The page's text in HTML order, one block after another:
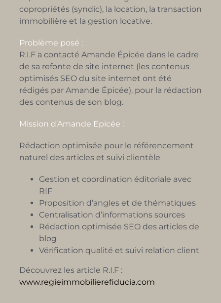
copropriétés (syndic), la location, la transaction
immobilière et la gestion locative.
Problème posé :
R.I.F a contacté Amande Épicée dans le cadre
de sa refonte de site internet (les contenus
optimisés SEO du site internet ont été
rédigés par Amande Épicée), pour la rédaction
des contenus de son blog.
Mission d’Amande Epicée :
Rédaction optimisée pour le référencement
naturel des articles et suivi clientèle
Gestion et coordination éditoriale avec
RIF
Proposition d’angles et de thématiques
Centralisation d’informations sources
Rédaction optimisée SEO des articles de
blog
Vérification qualité et suivi relation client
Découvrez les article R.I.F :
www.regieimmobilierefiducia.com